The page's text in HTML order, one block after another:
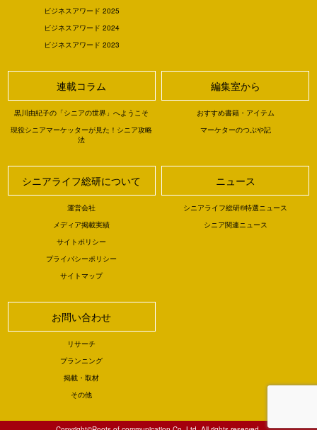
ビジネスアワード 2025
ビジネスアワード 2024
ビジネスアワード 2023
連載コラム
黒川由紀子の「シニアの世界」へようこそ
現役シニアマーケッターが見た！シニア攻略
法
編集室から
おすすめ書籍・アイテム
マーケターのつぶや記
シニアライフ総研について
運営会社
メディア掲載実績
サイトポリシー
プライバシーポリシー
サイトマップ
ニュース
シニアライフ総研®特選ニュース
シニア関連ニュース
お問い合わせ
リサーチ
プランニング
掲載・取材
その他